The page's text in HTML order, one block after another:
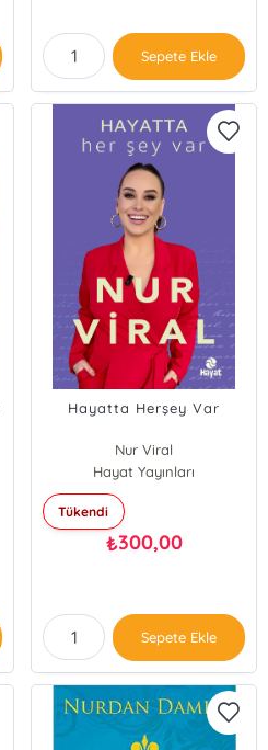
Sepete Ekle
Hayatta Herşey Var
Nur Viral
Hayat Yayınları
Tükendi
₺300,00
Sepete Ekle